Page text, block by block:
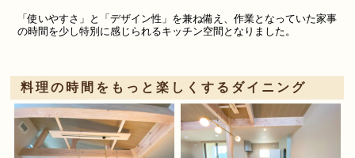
「使いやすさ」と「デザイン性」を兼ね備え、作業となっていた家事
の時間を少し特別に感じられるキッチン空間となりました。
料理の時間をもっと楽しくするダイニング